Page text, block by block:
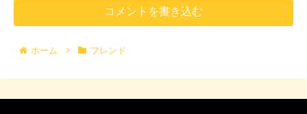
コメントを書き込む
ホーム フレンド